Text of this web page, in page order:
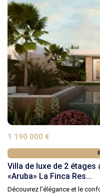
1 190 000 €
Villa de luxe de 2
«Aruba» La Finca Res...
Découvrez l’élégance et le